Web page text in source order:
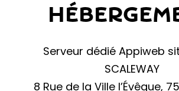
Serveur dédié Appiweb
SCALEWAY
8 Rue de la Ville l’Évêque,